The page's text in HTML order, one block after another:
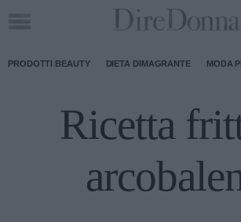
PRODOTTI BEAUTY DIETA DIMAGRANTE MODA
Ricetta